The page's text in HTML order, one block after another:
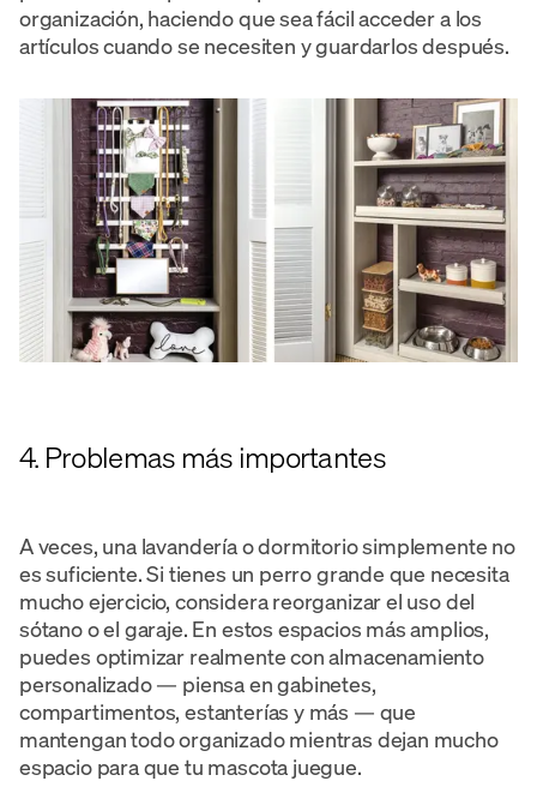
organización, haciendo que sea fácil acceder a los
artículos cuando se necesiten y guardarlos después.
4. Problemas más importantes
A veces, una lavandería o dormitorio simplemente no
es suficiente. Si tienes un perro grande que necesita
mucho ejercicio, considera reorganizar el uso del
sótano o el garaje. En estos espacios más amplios,
puedes optimizar realmente con almacenamiento
personalizado — piensa en gabinetes,
compartimentos, estanterías y más — que
mantengan todo organizado mientras dejan mucho
espacio para que tu mascota juegue.